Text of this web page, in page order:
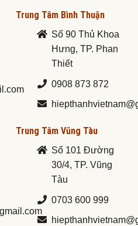
Trung Tâm Bình Thuận
Số 90 Thủ Khoa
Hưng, TP. Phan
Thiết
0908 873 872
Trung Tâm Vũng Tàu
Số 101 Đường
30/4, TP. Vũng
Tàu
0703 600 999